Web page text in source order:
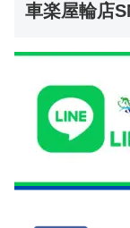
車楽屋輪店